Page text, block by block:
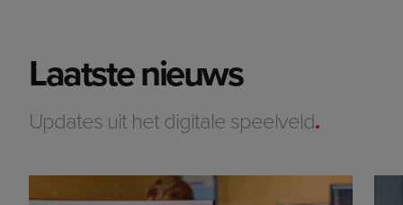
Laatste nieuws
Updates uit het digitale speelveld.